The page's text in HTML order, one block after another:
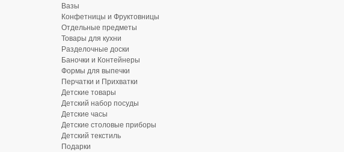
Вазы
Конфетницы и Фруктовницы
Отдельные предметы
Товары для кухни
Разделочные доски
Баночки и Контейнеры
Формы для выпечки
Перчатки и Прихватки
Детские товары
Детский набор посуды
Детские часы
Детские столовые приборы
Детский текстиль
Подарки